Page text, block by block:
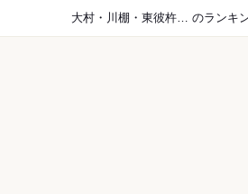
大村・川棚・東彼杵×パン のランキ